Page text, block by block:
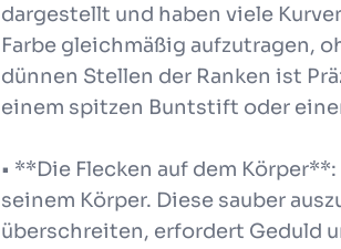
dargestellt und haben viele
Farbe gleichmäßig aufzutragen,
dünnen Stellen der Ranken ist
einem spitzen Buntstift oder
• **Die Flecken auf dem
seinem Körper. Diese sauber
überschreiten, erfordert Geduld